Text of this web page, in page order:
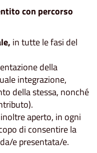
con percorso
in tutte le fasi del
della
integrazione,
della stessa, nonché
aperto, in ogni
di consentire la
e presentata/e.